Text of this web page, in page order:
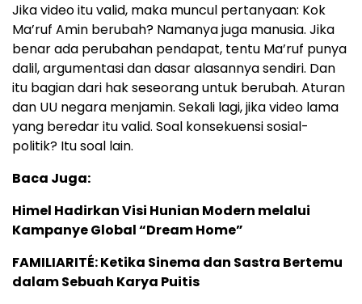
Jika video itu valid, maka muncul pertanyaan: Kok
Ma’ruf Amin berubah? Namanya juga manusia. Jika
benar ada perubahan pendapat, tentu Ma’ruf punya
dalil, argumentasi dan dasar alasannya sendiri. Dan
itu bagian dari hak seseorang untuk berubah. Aturan
dan UU negara menjamin. Sekali lagi, jika video lama
yang beredar itu valid. Soal konsekuensi sosial-
politik? Itu soal lain.
Baca Juga:
Himel Hadirkan Visi Hunian Modern melalui
Kampanye Global “Dream Home”
FAMILIARITÉ: Ketika Sinema dan Sastra Bertemu
dalam Sebuah Karya Puitis